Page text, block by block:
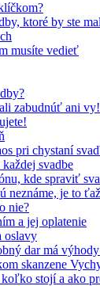
ktoré by ste
musíte vedieť
zabudnúť ani vy!
pri chystaní
svadbe
kde spraviť
neznáme, je to
nie?
a jej oplatenie
oslavy
dar má
skanzene
stojí a ako